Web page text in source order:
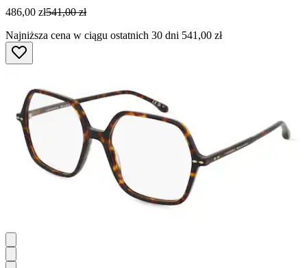
486,00 zł541,00 zł
Najniższa cena w ciągu ostatnich 30 dni 541,00 zł